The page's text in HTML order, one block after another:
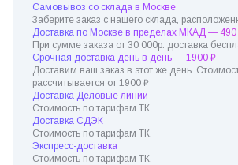
Самовывоз со склада в Москве
Заберите заказ с нашего склада,
Доставка по Москве в пределах МКАД — 490
При сумме заказа от 30 000р. доставка
Срочная доставка день в день — 1900 ₽
Доставим ваш заказ в этот же день.
рассчитывается от 1900 ₽
Доставка Деловые линии
Стоимость по тарифам ТК.
Доставка СДЭК
Стоимость по тарифам ТК.
Экспресс-доставка
Стоимость по тарифам ТК.